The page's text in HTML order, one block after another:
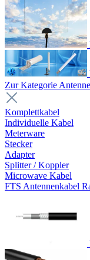
Zur Kategorie
Komplettkabel
Individuelle Kabel
Meterware
Stecker
Adapter
Splitter / Koppler
Microwave Kabel
FTS Antennenkabel